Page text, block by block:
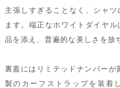
主張しすぎることなく、シャツ
ます。端正なホワイトダイヤ
品を添え、普遍的な美しさを放
裏蓋にはリミテッドナンバーが
製のカーフストラップを装着